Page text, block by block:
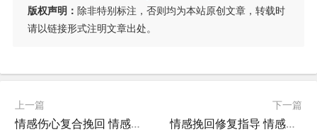
版权声明： 除非特别标注，否则均为本站原创文章，转载时
请以链接形式注明文章出处。
上一篇
情感伤心复合挽回 情感伤心复合挽回的句子
下一篇
情感挽回修复指导 情感挽回5步法修复体系